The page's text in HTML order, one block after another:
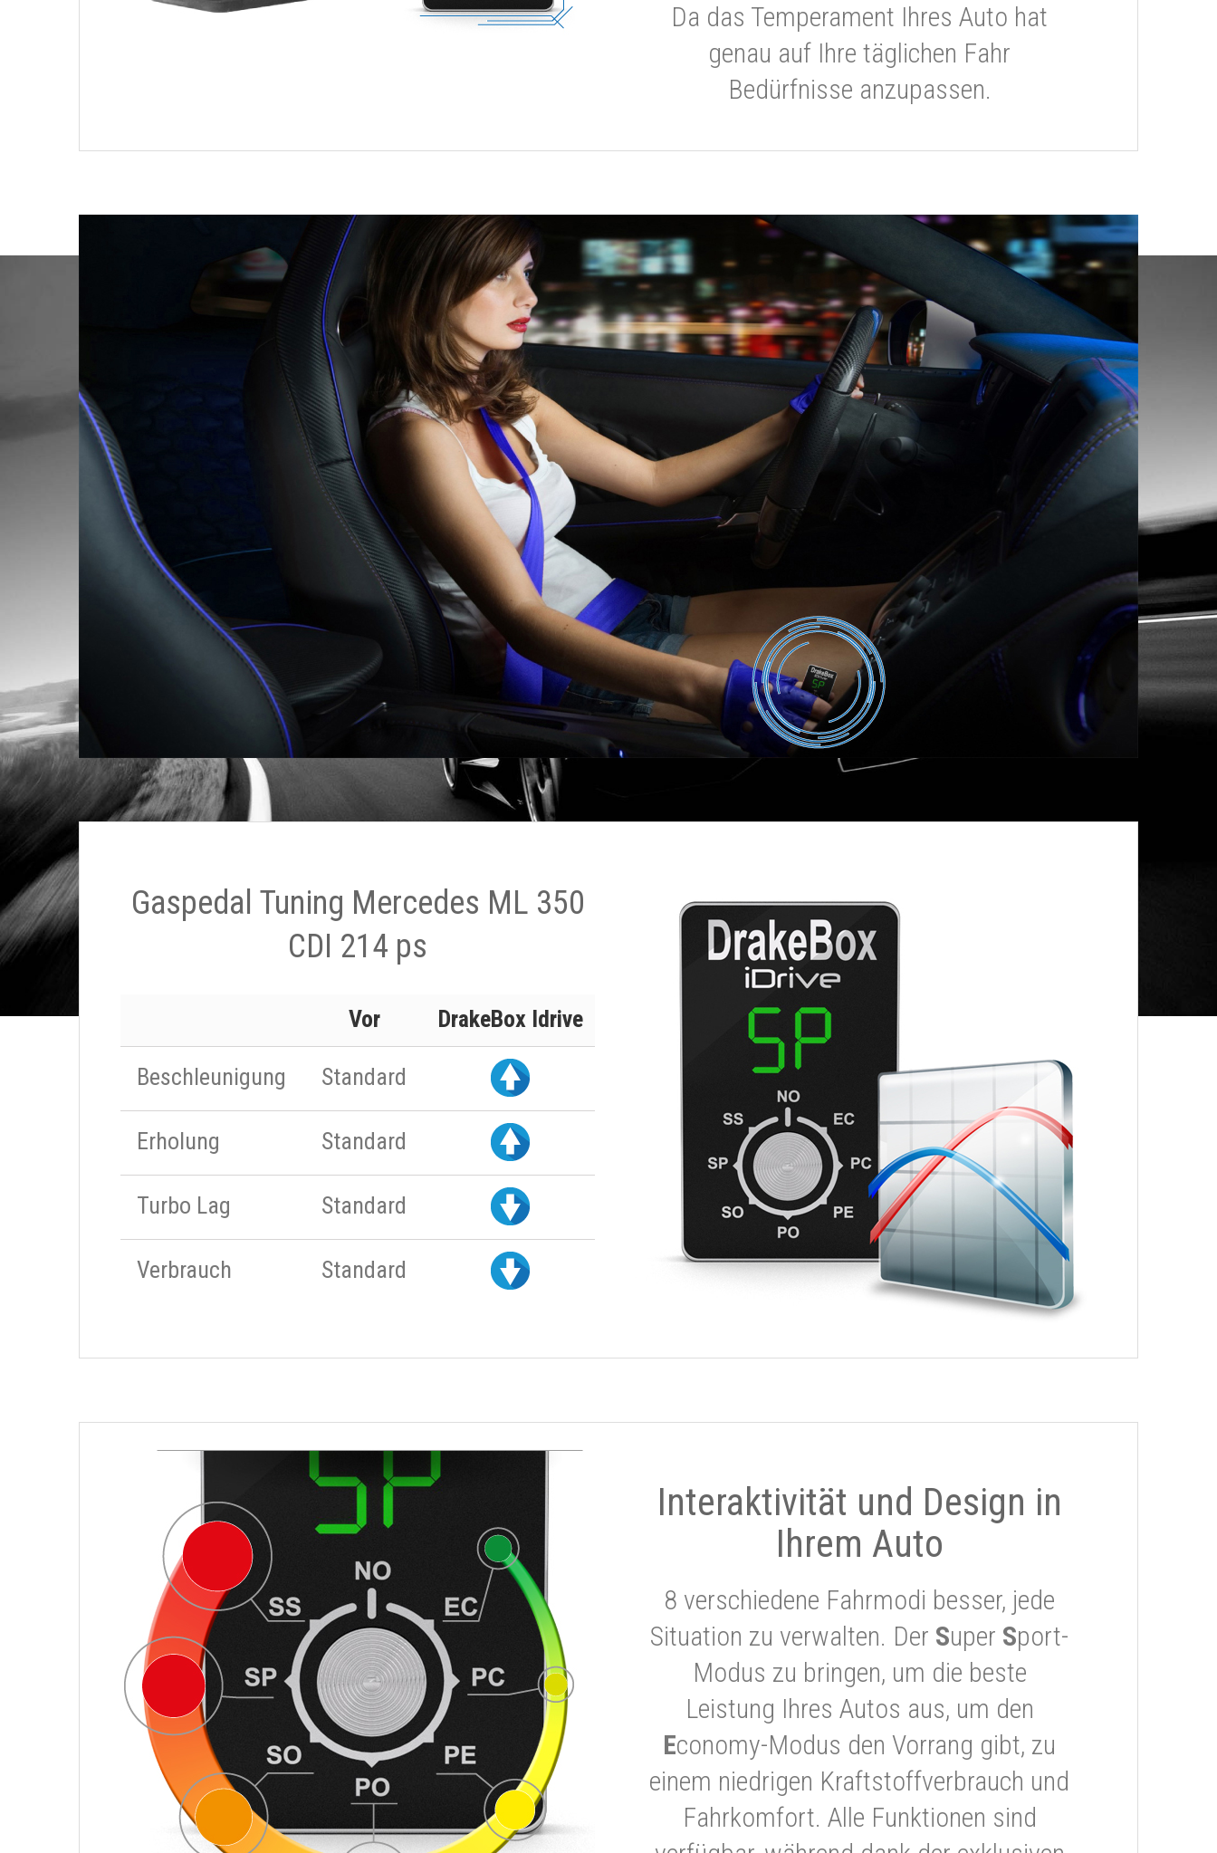
Da das Temperament Ihres Auto hat
genau auf Ihre täglichen Fahr
Bedürfnisse anzupassen.
Gaspedal Tuning Mercedes ML 350
CDI 214 ps
Vor DrakeBox Idrive
Beschleunigung Standard
Erholung Standard
Turbo Lag Standard
Verbrauch Standard
Interaktivität und Design in
Ihrem Auto
8 verschiedene Fahrmodi besser, jede
Situation zu verwalten. Der Super Sport-
Modus zu bringen, um die beste
Leistung Ihres Autos aus, um den
Economy-Modus den Vorrang gibt, zu
einem niedrigen Kraftstoffverbrauch und
Fahrkomfort. Alle Funktionen sind